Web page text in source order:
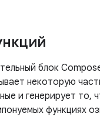
блок
некоторую
и генерирует то,
функциях